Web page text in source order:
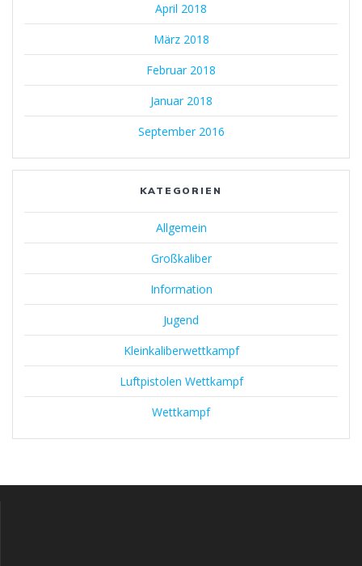
April 2018
März 2018
Februar 2018
Januar 2018
September 2016
KATEGORIEN
Allgemein
Großkaliber
Information
Jugend
Kleinkaliberwettkampf
Luftpistolen Wettkampf
Wettkampf